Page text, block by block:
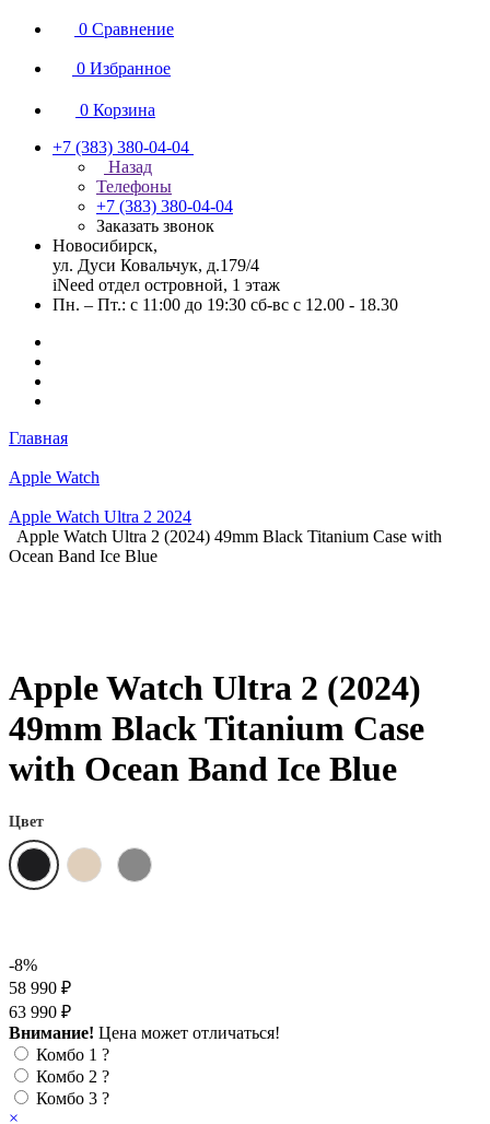
0 Сравнение
0 Избранное
0 Корзина
+7 (383) 380-04-04
Назад
Телефоны
+7 (383) 380-04-04
Заказать звонок
Новосибирск,
ул. Дуси Ковальчук, д.179/4
iNeed отдел островной, 1 этаж
Пн. – Пт.: с 11:00 до 19:30 сб-вс с 12.00 - 18.30
Главная
Apple Watch
Apple Watch Ultra 2 2024
Apple Watch Ultra 2 (2024) 49mm Black Titanium Case with
Ocean Band Ice Blue
Apple Watch Ultra 2 (2024)
49mm Black Titanium Case
with Ocean Band Ice Blue
Цвет
-8%
58 990 ₽
63 990 ₽
Внимание! Цена может отличаться!
Комбо 1 ?
Комбо 2 ?
Комбо 3 ?
×